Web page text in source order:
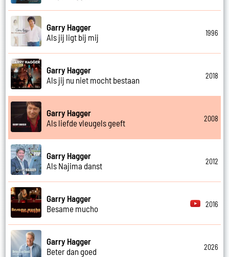
Garry Hagger
Als jij ligt bij mij
1996
Garry Hagger
Als jij nu niet mocht bestaan
2018
Garry Hagger
Als liefde vleugels geeft
2008
Garry Hagger
Als Najima danst
2012
Garry Hagger
Besame mucho
2016
Garry Hagger
Beter dan goed
2026